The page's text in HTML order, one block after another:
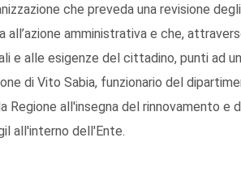
che preveda una revisione
amministrativa e che,
e alle esigenze del cittadino, punti ad
di Vito Sabia, funzionario del
Regione all'insegna del rinnovamento
all'interno dell'Ente.